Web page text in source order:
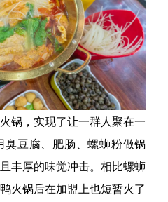
锅，实现了让一群人聚在一
豆腐、肥肠、螺蛳粉做锅
丰厚的味觉冲击。相比螺蛳
火锅后在加盟上也短暂火了